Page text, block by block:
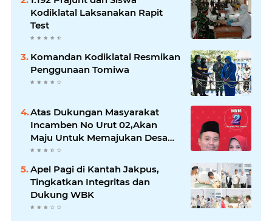
Kodiklatal Laksanakan Rapit
Test
Komandan Kodiklatal Resmikan
Penggunaan Tomiwa
Atas Dukungan Masyarakat
Incamben No Urut 02,Akan
Maju Untuk Memajukan Desa
Tegal Kunir Kidul
Apel Pagi di Kantah Jakpus,
Tingkatkan Integritas dan
Dukung WBK